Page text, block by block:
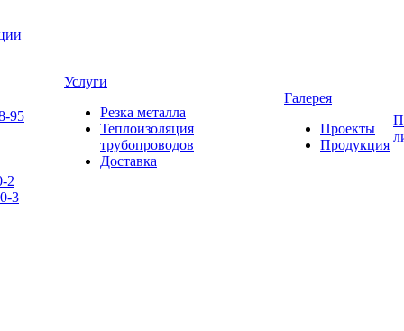
95
2
3
Услуги
Резка металла
Теплоизоляция
трубопроводов
Доставка
Галерея
Проекты
Продукция